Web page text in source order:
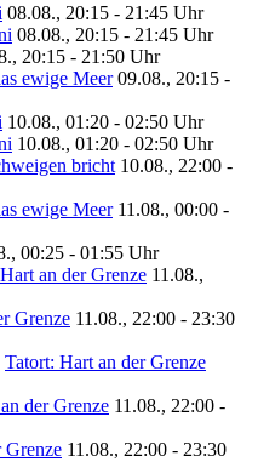
08.08., 20:15 - 21:45 Uhr
08.08., 20:15 - 21:45 Uhr
20:15 - 21:50 Uhr
ewige Meer 09.08., 20:15 -
10.08., 01:20 - 02:50 Uhr
10.08., 01:20 - 02:50 Uhr
bricht 10.08., 22:00 -
ewige Meer 11.08., 00:00 -
00:25 - 01:55 Uhr
an der Grenze 11.08.,
Grenze 11.08., 22:00 - 23:30
Tatort: Hart an der Grenze
der Grenze 11.08., 22:00 -
Grenze 11.08., 22:00 - 23:30